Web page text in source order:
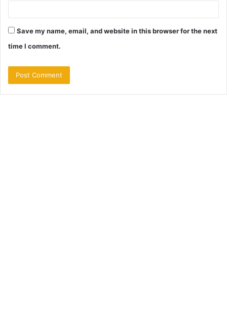
Save my name, email, and website in this browser for the next
time I comment.